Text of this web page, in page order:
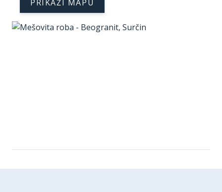
PRIKAŽI MAPU